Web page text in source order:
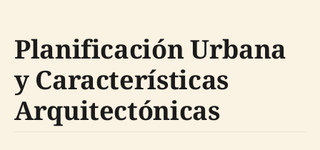
Planificación Urbana
y Características
Arquitectónicas